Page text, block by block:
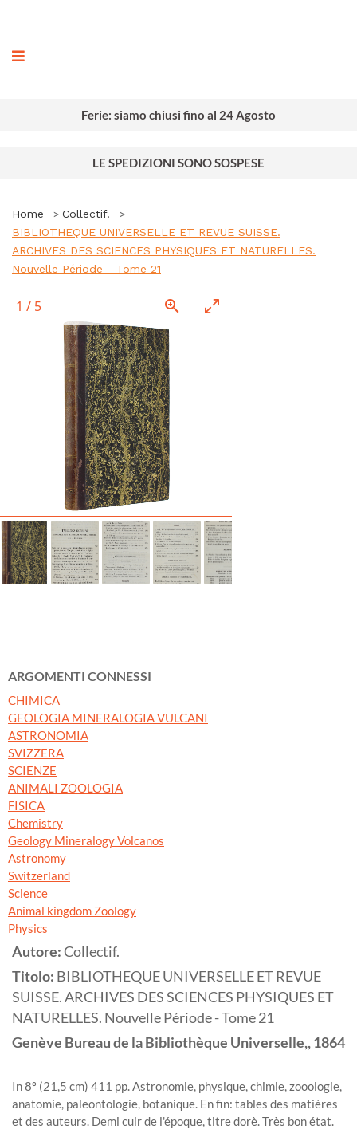
Ferie: siamo chiusi fino al 24 Agosto
LE SPEDIZIONI SONO SOSPESE
Home
Collectif.
BIBLIOTHEQUE UNIVERSELLE ET REVUE SUISSE.
ARCHIVES DES SCIENCES PHYSIQUES ET NATURELLES.
Nouvelle Période - Tome 21
1 / 5
ARGOMENTI CONNESSI
CHIMICA
GEOLOGIA MINERALOGIA VULCANI
ASTRONOMIA
SVIZZERA
SCIENZE
ANIMALI ZOOLOGIA
FISICA
Chemistry
Geology Mineralogy Volcanos
Astronomy
Switzerland
Science
Animal kingdom Zoology
Physics
Autore:Collectif.
Titolo: BIBLIOTHEQUE UNIVERSELLE ET REVUE
SUISSE. ARCHIVES DES SCIENCES PHYSIQUES ET
NATURELLES. Nouvelle Période - Tome 21
Genève Bureau de la Bibliothèque Universelle,,1864
In 8º (21,5 cm) 411 pp. Astronomie, physique, chimie, zooologie,
anatomie, paleontologie, botanique. En fin: tables des matières
et des auteurs. Demi cuir de l'époque, titre dorè. Très bon état.